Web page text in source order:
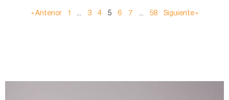
« Anterior 1 … 3 4 5 6 7 … 58 Siguiente »